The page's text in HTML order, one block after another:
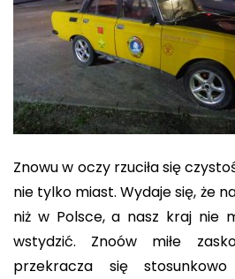
Znowu w oczy rzuciła się
nie tylko miast. Wydaje się, że
niż w Polsce, a nasz kraj nie
wstydzić. Znoów miłe
przekracza się